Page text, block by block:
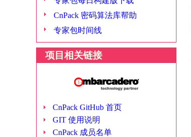
CnPack 密码算法库帮助
专家包时间线
项目相关链接
CnPack GitHub 首页
GIT 使用说明
CnPack 成员名单